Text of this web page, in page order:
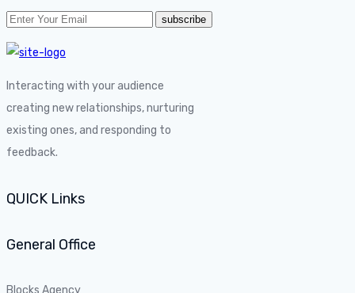
Interacting with your audience
creating new relationships, nurturing
existing ones, and responding to
feedback.
QUICK Links
General Office